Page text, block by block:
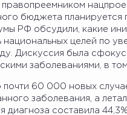
правопреемником
бюджета планируется
РФ обсудили, какие
целей по
Дискуссия была
заболеваниями, в том
60 000 новых
заболевания, а
диагноза составила 44,3%.